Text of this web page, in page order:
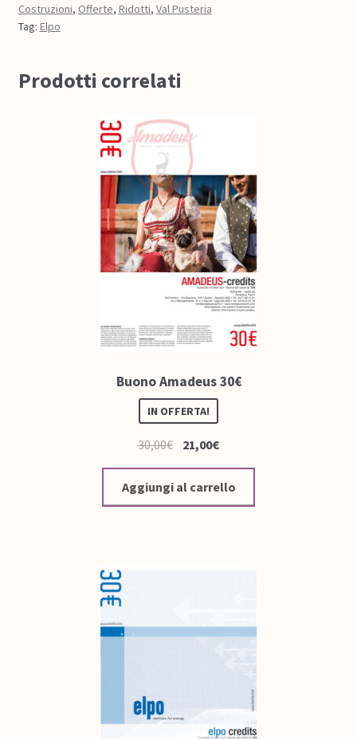
Costruzioni, Offerte, Ridotti, Val Pusteria
Tag: Elpo
Prodotti correlati
Buono Amadeus 30€
IN OFFERTA!
30,00€ 21,00€
Aggiungi al carrello